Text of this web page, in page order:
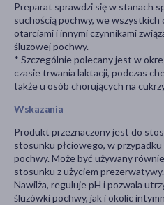
Preparat sprawdzi się w stanach
suchością pochwy, we
otarciami i innymi czynnikami
śluzowej pochwy.
* Szczególnie polecany jest w
czasie trwania laktacji, podczas
także u osób chorujących na
Wskazania
Produkt przeznaczony jest do
stosunku płciowego, w
pochwy. Może być używany
stosunku z użyciem prezerwatywy.
Nawilża, reguluje pH i pozwala
śluzówki pochwy, jak i okolic